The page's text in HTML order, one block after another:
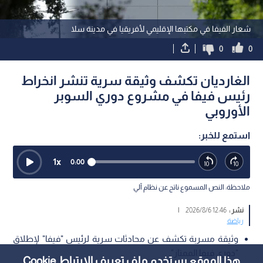
شعار الفيفا في مكتبها الإقليمي لأفريقيا في مدينة سلا
0
0
الغارديان تكشف وثيقة سرية تنشر انخراط
رئيس فيفا في مشروع دوري السوبر
الأوروبي
استمع للخبر:
0:00
1x
ملاحظة: النص المسموع ناتج عن نظام آلي
نشر :12:46 2026/8/6
|
رياضة
وثيقة مسربة تكشف عن محادثات سرية لرئيس "فيفا" لإطلاق